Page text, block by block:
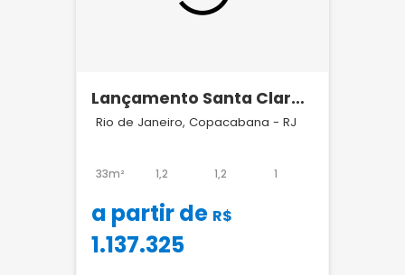
Lançamento Santa Clara
127 Copacabana
Rio de Janeiro, Copacabana - RJ
33m² 1,2 1,2 1
a partir de R$
1.137.325